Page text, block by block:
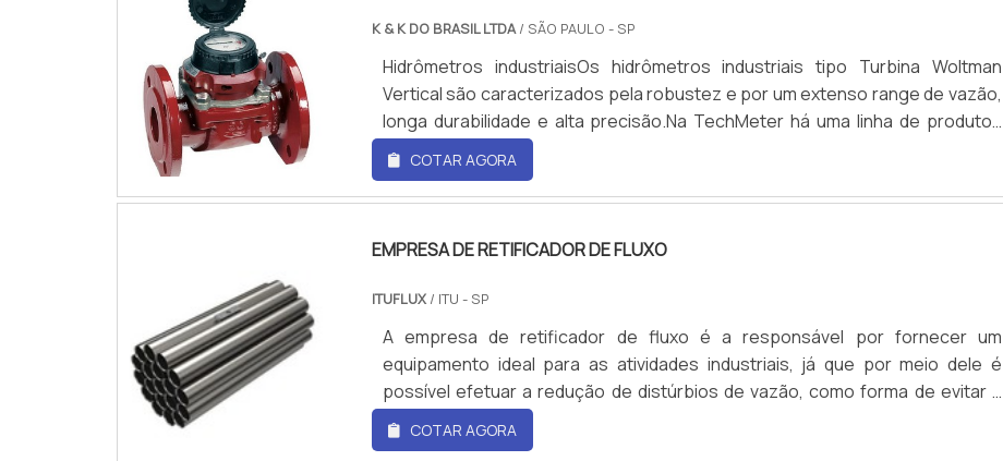
K & K DO BRASIL LTDA/ SÃO PAULO - SP
Hidrômetros industriaisOs hidrômetros industriais tipo Turbina Woltman
Vertical são caracterizados pela robustez e por um extenso range de vazão,
longa durabilidade e alta precisão.Na TechMeter há uma linha de produtos
industriais, incluindo hidrômetros industriais para aplicações em água quente
até 130ºC e água fria até 50ºC.Os hidrômetros industriais citados acima não
são afetados por campo magnético externo e, assim, geradores de impulsos
COTAR AGORA
EMPRESA DE RETIFICADOR DE FLUXO
ITUFLUX/ ITU - SP
A empresa de retificador de fluxo é a responsável por fornecer um
equipamento ideal para as atividades industriais, já que por meio dele é
possível efetuar a redução de distúrbios de vazão, como forma de evitar a
rotação de fluido dentro de tubulações.De modo bem simplificado, o
retificador de fluxo é utilizado para linearizar o fluxo na tubulação, evitando a
COTAR AGORA